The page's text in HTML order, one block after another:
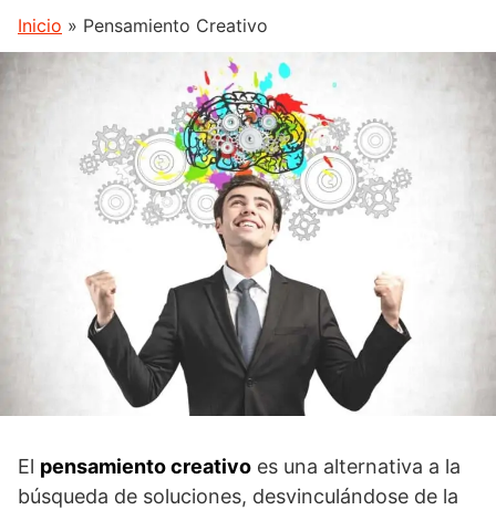
Inicio » Pensamiento Creativo
El pensamiento creativo es una alternativa a la
búsqueda de soluciones, desvinculándose de la